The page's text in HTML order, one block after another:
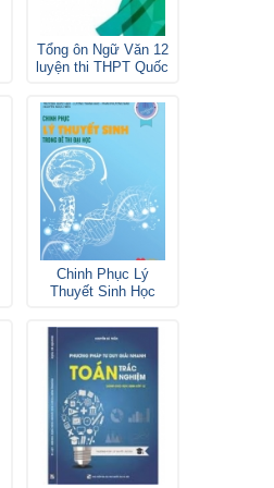
Tổng ôn Ngữ Văn 12
luyện thi THPT Quốc
Chinh Phục Lý
Thuyết Sinh Học